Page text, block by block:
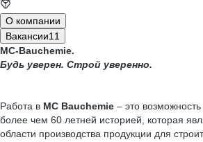
О компании
Вакансии11
MC-Bauchemie.
Будь уверен. Строй уверенно.
Работа в МС Bauchemie – это
более чем 60 летней историей, которая
области производства продукции для